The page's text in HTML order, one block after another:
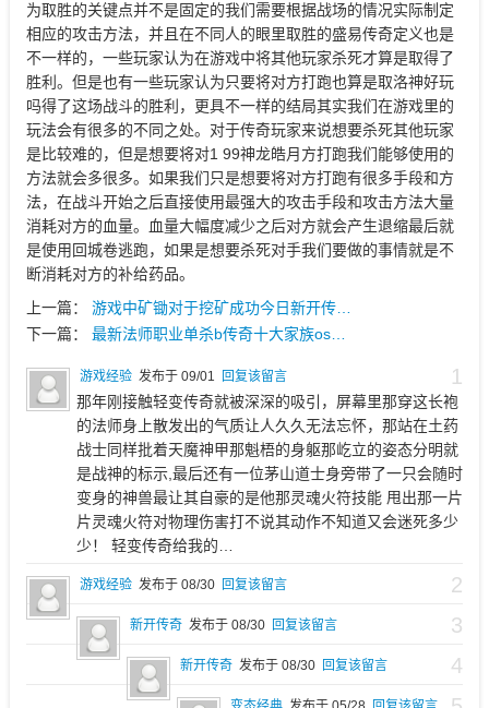
为取胜的关键点并不是固定的我们需要根据战场的情况实际制定
相应的攻击方法，并且在不同人的眼里取胜的盛易传奇定义也是
不一样的，一些玩家认为在游戏中将其他玩家杀死才算是取得了
胜利。但是也有一些玩家认为只要将对方打跑也算是取洛神好玩
吗得了这场战斗的胜利，更具不一样的结局其实我们在游戏里的
玩法会有很多的不同之处。对于传奇玩家来说想要杀死其他玩家
是比较难的，但是想要将对1 99神龙皓月方打跑我们能够使用的
方法就会多很多。如果我们只是想要将对方打跑有很多手段和方
法，在战斗开始之后直接使用最强大的攻击手段和攻击方法大量
消耗对方的血量。血量大幅度减少之后对方就会产生退缩最后就
是使用回城卷逃跑，如果是想要杀死对手我们要做的事情就是不
断消耗对方的补给药品。
上一篇： 游戏中矿锄对于挖矿成功今日新开传…
下一篇： 最新法师职业单杀b传奇十大家族os…
1
游戏经验 发布于 09/01 回复该留言
那年刚接触轻变传奇就被深深的吸引，屏幕里那穿这长袍
的法师身上散发出的气质让人久久无法忘怀，那站在土药
战士同样批着天魔神甲那魁梧的身躯那屹立的姿态分明就
是战神的标示,最后还有一位茅山道士身旁带了一只会随时
变身的神兽最让其自豪的是他那灵魂火符技能 甩出那一片
片灵魂火符对物理伤害打不说其动作不知道又会迷死多少
少！ 轻变传奇给我的…
2
游戏经验 发布于 08/30 回复该留言
3
新开传奇 发布于 08/30 回复该留言
4
新开传奇 发布于 08/30 回复该留言